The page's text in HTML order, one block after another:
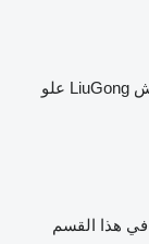
LiuGong علو
هذا القسم